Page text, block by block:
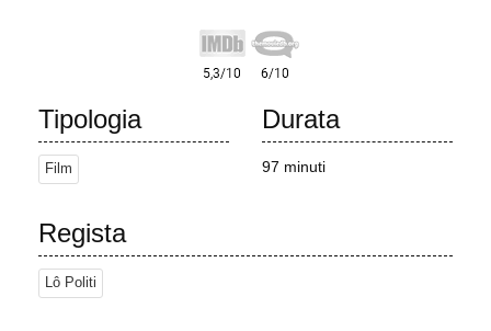
Tipologia
Film
Durata
97 minuti
Regista
Lô Politi